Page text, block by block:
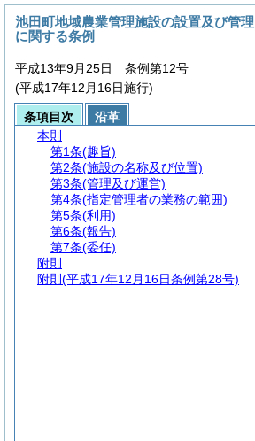
池田町地域農業管理施設の設置及び管理
に関する条例
平成13年9月25日 条例第12号
(平成17年12月16日施行)
条項目次
沿革
本則
第1条(趣旨)
第2条(施設の名称及び位置)
第3条(管理及び運営)
第4条(指定管理者の業務の範囲)
第5条(利用)
第6条(報告)
第7条(委任)
附則
附則 (平成17年12月16日条例第28号)